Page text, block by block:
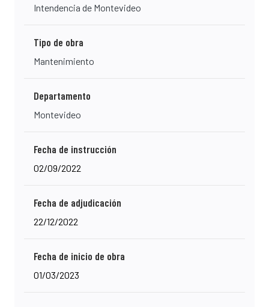
Intendencia de Montevideo
Tipo de obra
Mantenimiento
Departamento
Montevideo
Fecha de instrucción
02/09/2022
Fecha de adjudicación
22/12/2022
Fecha de inicio de obra
01/03/2023